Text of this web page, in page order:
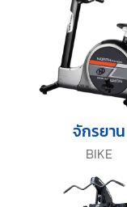
BIKE
จักรยาน